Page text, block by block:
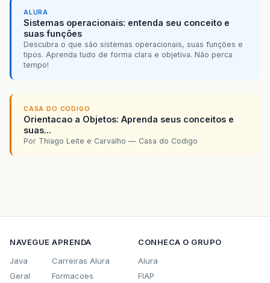
ALURA
Sistemas operacionais: entenda seu conceito e
suas funções
Descubra o que são sistemas operacionais, suas funções e
tipos. Aprenda tudo de forma clara e objetiva. Não perca
tempo!
CASA DO CODIGO
Orientacao a Objetos: Aprenda seus conceitos e
suas...
Por Thiago Leite e Carvalho — Casa do Codigo
NAVEGUE
Java
Geral
APRENDA
Carreiras Alura
Formacoes
CONHECA O GRUPO
Alura
FIAP